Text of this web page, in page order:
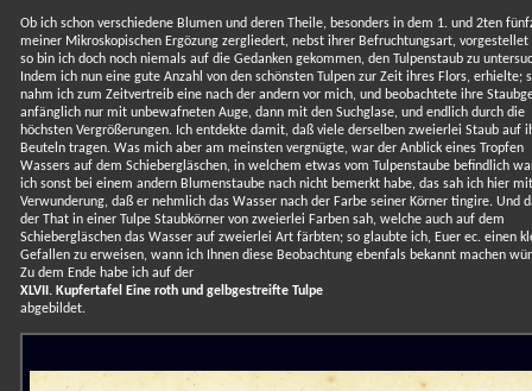
Ob ich schon verschiedene Blumen und deren Theile, besonders in dem 1. und 2ten
meiner Mikroskopischen Ergözung zergliedert, nebst ihrer Befruchtungsart, vorgestellet
so bin ich doch noch niemals auf die Gedanken gekommen, den Tulpenstaub zu
Indem ich nun eine gute Anzahl von den schönsten Tulpen zur Zeit ihres Flors, erhielte;
nahm ich zum Zeitvertreib eine nach der andern vor mich, und beobachtete ihre
anfänglich nur mit unbewafneten Auge, dann mit den Suchglase, und endlich durch die
höchsten Vergrößerungen. Ich entdekte damit, daß viele derselben zweierlei Staub auf
Beuteln tragen. Was mich aber am meinsten vergnügte, war der Anblick eines Tropfen
Wassers auf dem Schiebergläschen, in welchem etwas vom Tulpenstaube befindlich
ich sonst bei einem andern Blumenstaube nach nicht bemerkt habe, das sah ich hier mit
Verwunderung, daß er nehmlich das Wasser nach der Farbe seiner Körner tingire. Und
der That in einer Tulpe Staubkörner von zweierlei Farben sah, welche auch auf dem
Schiebergläschen das Wasser auf zweierlei Art färbten; so glaubte ich, Euer ec. einen
Gefallen zu erweisen, wann ich Ihnen diese Beobachtung ebenfals bekannt machen
Zu dem Ende habe ich auf der
XLVII. Kupfertafel Eine roth und gelbgestreifte Tulpe
abgebildet.